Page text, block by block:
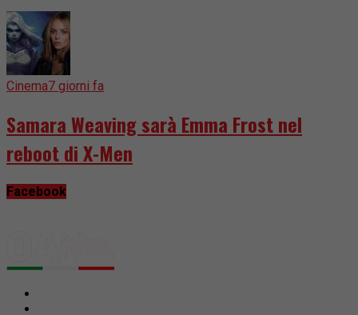
Cinema7 giorni fa
Samara Weaving sarà Emma Frost nel
reboot di X-Men
Facebook